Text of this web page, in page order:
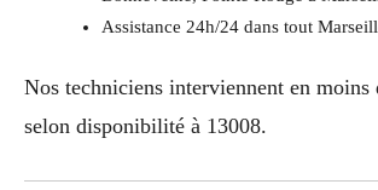
Assistance 24h/24 dans tout
Nos techniciens interviennent en moins
selon disponibilité à 13008.